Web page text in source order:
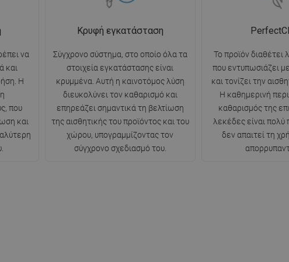
να
και
Η
που
και
Κρυφή εγκατάσταση
Σύγχρονο σύστημα, στο οποίο όλα τα
στοιχεία εγκατάστασης είναι
κρυμμένα. Αυτή η καινοτόμος λύση
διευκολύνει τον καθαρισμό και
επηρεάζει σημαντικά τη βελτίωση
της αισθητικής του προϊόντος και του
χώρου, υπογραμμίζοντας τον
σύγχρονο σχεδιασμό του.
Το προϊόν διαθέτει
που εντυπωσιάζει
και τονίζει την
Η καθημερινή
καθαρισμός της
λεκέδες είναι πολύ
δεν απαιτεί τη